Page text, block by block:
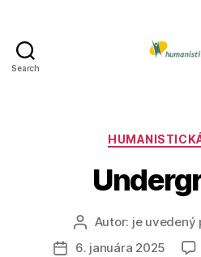
Search
Autor
článku
Autor: je uvedený
Dátum
6. januára 2025